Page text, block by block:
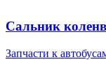
Сальник
Запчасти к